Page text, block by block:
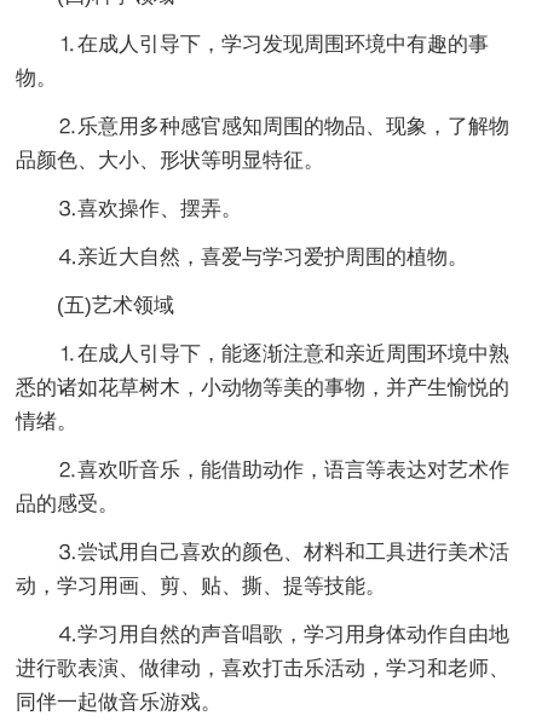
⒈在成人引导下，学习发现周围环境中有趣的事
物。
⒉乐意用多种感官感知周围的物品、现象，了解物
品颜色、大小、形状等明显特征。
⒊喜欢操作、摆弄。
⒋亲近大自然，喜爱与学习爱护周围的植物。
(五)艺术领域
⒈在成人引导下，能逐渐注意和亲近周围环境中熟
悉的诸如花草树木，小动物等美的事物，并产生愉悦的
情绪。
⒉喜欢听音乐，能借助动作，语言等表达对艺术作
品的感受。
⒊尝试用自己喜欢的颜色、材料和工具进行美术活
动，学习用画、剪、贴、撕、提等技能。
⒋学习用自然的声音唱歌，学习用身体动作自由地
进行歌表演、做律动，喜欢打击乐活动，学习和老师、
同伴一起做音乐游戏。